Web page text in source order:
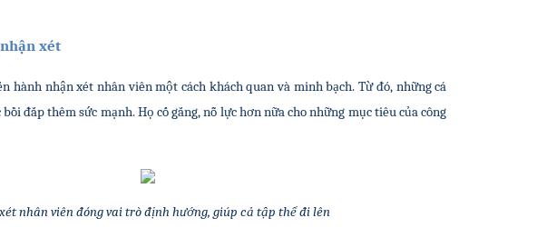
xét
hành nhận xét nhân viên một cách khách quan và minh bạch. Từ đó, những cá
đắp thêm sức mạnh. Họ cố gắng, nỗ lực hơn nữa cho những mục tiêu của công
nhân viên đóng vai trò định hướng, giúp cả tập thể đi lên